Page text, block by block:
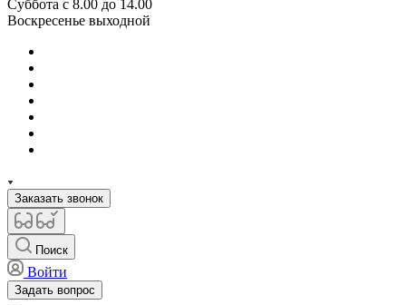
Суббота с 8.00 до 14.00
Воскресенье выходной
Заказать звонок
Поиск
Войти
Задать вопрос